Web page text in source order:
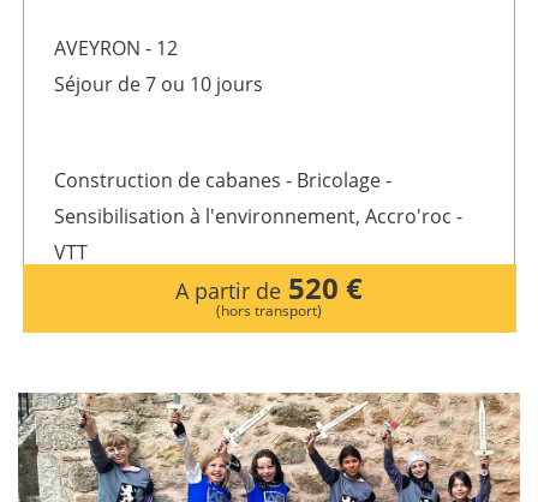
AVEYRON - 12
Séjour de 7 ou 10 jours
Construction de cabanes - Bricolage -
Sensibilisation à l'environnement, Accro'roc -
VTT
A partir de 520 €
(hors transport)